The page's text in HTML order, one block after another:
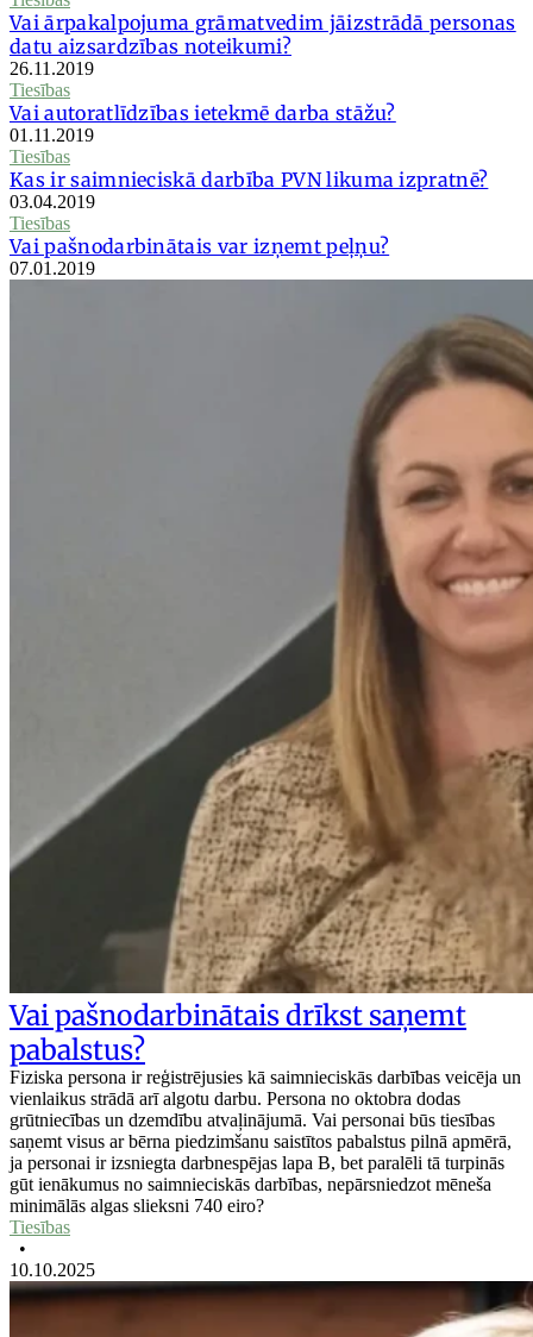
Vai ārpakalpojuma grāmatvedim jāizstrādā personas
datu aizsardzības noteikumi?
26.11.2019
Tiesības
Vai autoratlīdzības ietekmē darba stāžu?
01.11.2019
Tiesības
Kas ir saimnieciskā darbība PVN likuma izpratnē?
03.04.2019
Tiesības
Vai pašnodarbinātais var izņemt peļņu?
07.01.2019
Vai pašnodarbinātais drīkst saņemt
pabalstus?
Fiziska persona ir reģistrējusies kā saimnieciskās darbības veicēja un
vienlaikus strādā arī algotu darbu. Persona no oktobra dodas
grūtniecības un dzemdību atvaļinājumā. Vai personai būs tiesības
saņemt visus ar bērna piedzimšanu saistītos pabalstus pilnā apmērā,
ja personai ir izsniegta darbnespējas lapa B, bet paralēli tā turpinās
gūt ienākumus no saimnieciskās darbības, nepārsniedzot mēneša
minimālās algas slieksni 740 eiro?
Tiesības
•
10.10.2025